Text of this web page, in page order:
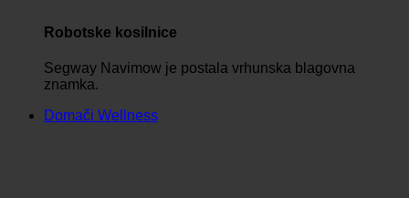
Robotske kosilnice
Segway Navimow je postala vrhunska blagovna
znamka.
Domači Wellness